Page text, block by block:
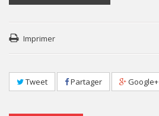
Imprimer
Tweet Partager Google+